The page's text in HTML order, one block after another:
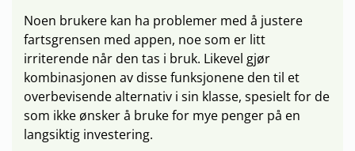
Noen brukere kan ha problemer med å justere
fartsgrensen med appen, noe som er litt
irriterende når den tas i bruk. Likevel gjør
kombinasjonen av disse funksjonene den til et
overbevisende alternativ i sin klasse, spesielt for de
som ikke ønsker å bruke for mye penger på en
langsiktig investering.